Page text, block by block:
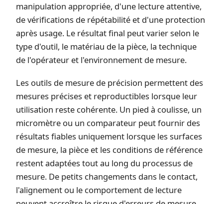
manipulation appropriée, d'une lecture attentive,
de vérifications de répétabilité et d'une protection
après usage. Le résultat final peut varier selon le
type d'outil, le matériau de la pièce, la technique
de l'opérateur et l'environnement de mesure.
Les outils de mesure de précision permettent des
mesures précises et reproductibles lorsque leur
utilisation reste cohérente. Un pied à coulisse, un
micromètre ou un comparateur peut fournir des
résultats fiables uniquement lorsque les surfaces
de mesure, la pièce et les conditions de référence
restent adaptées tout au long du processus de
mesure. De petits changements dans le contact,
l'alignement ou le comportement de lecture